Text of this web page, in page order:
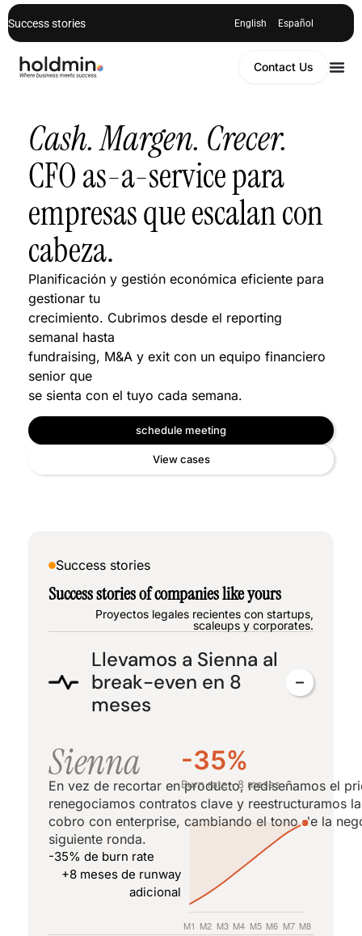
Success stories English Español
Contact Us
Cash. Margen. Crecer.
CFO as-a-service para
empresas que escalan con
cabeza.
Planificación y gestión económica eficiente para
gestionar tu
crecimiento. Cubrimos desde el reporting
semanal hasta
fundraising, M&A y exit con un equipo financiero
senior que
se sienta con el tuyo cada semana.
schedule meeting
View cases
Success stories
Success stories of companies like yours
Proyectos legales recientes con startups,
scaleups y corporates.
Llevamos a Sienna al
break-even en 8
meses
Sienna
En vez de recortar en producto, rediseñamos el
renegociamos contratos clave y reestructuramos
cobro con enterprise, cambiando el tono de la
siguiente ronda.
-35% de burn rate
+8 meses de runway
adicional
-35%
Burn rate · 8 meses